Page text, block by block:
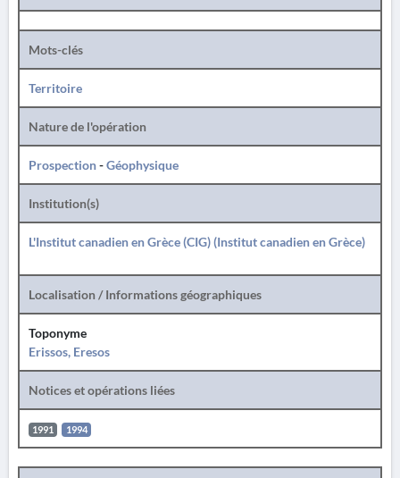
Mots-clés
Territoire
Nature de l'opération
Prospection-Géophysique
Institution(s)
L'Institut canadien en Grèce (CIG) (Institut canadien en Grèce)
Localisation / Informations géographiques
Toponyme
Erissos, Eresos
Notices et opérations liées
1991 1994